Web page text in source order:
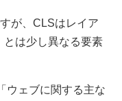
が、CLSはレイア
とは少し異なる要素
ウェブに関する主な